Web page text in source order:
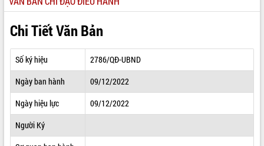
LÃNH ĐẠO UBND TỈNH
TIN TỨC SỰ KIỆN
SỞ, BAN, NGÀNH
THÔNG TIN CHỈ ĐẠO ĐIỀU HÀNH
Chi Tiết Văn Bản
Số ký hiệu
2786/QĐ-UBND
Ngày ban hành
09/12/2022
Ngày hiệu lực
09/12/2022
Người Ký